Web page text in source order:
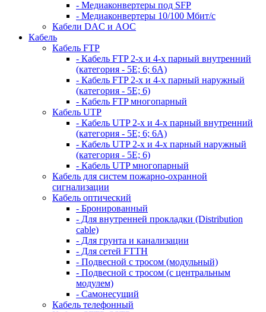
- Медиаконвертеры под SFP
- Медиаконвертеры 10/100 Мбит/с
Кабели DAC и AOC
Кабель
Кабель FTP
- Кабель FTP 2-х и 4-х парный внутренний
(категория - 5Е; 6; 6А)
- Кабель FTP 2-х и 4-х парный наружный
(категория - 5Е; 6)
- Кабель FTP многопарный
Кабель UTP
- Кабель UTP 2-х и 4-х парный внутренний
(категория - 5Е; 6; 6А)
- Кабель UTP 2-х и 4-х парный наружный
(категория - 5Е; 6)
- Кабель UTP многопарный
Кабель для систем пожарно-охранной
сигнализации
Кабель оптический
- Бронированный
- Для внутренней прокладки (Distribution
cable)
- Для грунта и канализации
- Для сетей FTTH
- Подвесной с тросом (модульный)
- Подвесной с тросом (с центральным
модулем)
- Самонесущий
Кабель телефонный